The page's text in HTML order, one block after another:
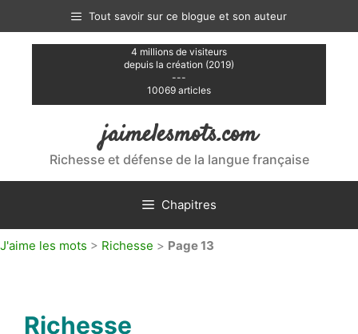
contenu
Tout savoir sur ce blogue et son auteur
4 millions de visiteurs
depuis la création (2019)
---
10069 articles
jaimelesmots.com
Richesse et défense de la langue française
Chapitres
J'aime les mots > Richesse > Page 13
Richesse